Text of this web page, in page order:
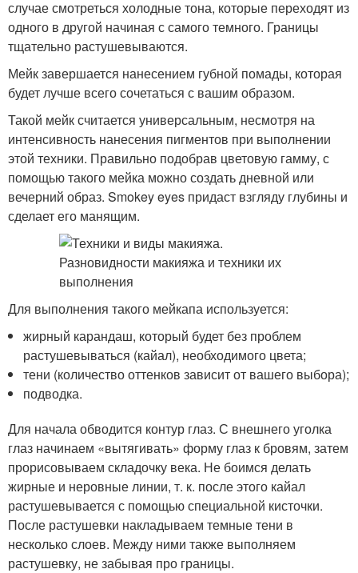
случае смотреться холодные тона, которые переходят из
одного в другой начиная с самого темного. Границы
тщательно растушевываются.
Мейк завершается нанесением губной помады, которая
будет лучше всего сочетаться с вашим образом.
Такой мейк считается универсальным, несмотря на
интенсивность нанесения пигментов при выполнении
этой техники. Правильно подобрав цветовую гамму, с
помощью такого мейка можно создать дневной или
вечерний образ. Smokey eyes придаст взгляду глубины и
сделает его манящим.
Для выполнения такого мейкапа используется:
жирный карандаш, который будет без проблем
растушевываться (кайал), необходимого цвета;
тени (количество оттенков зависит от вашего выбора);
подводка.
Для начала обводится контур глаз. С внешнего уголка
глаз начинаем «вытягивать» форму глаз к бровям, затем
прорисовываем складочку века. Не боимся делать
жирные и неровные линии, т. к. после этого кайал
растушевывается с помощью специальной кисточки.
После растушевки накладываем темные тени в
несколько слоев. Между ними также выполняем
растушевку, не забывая про границы.